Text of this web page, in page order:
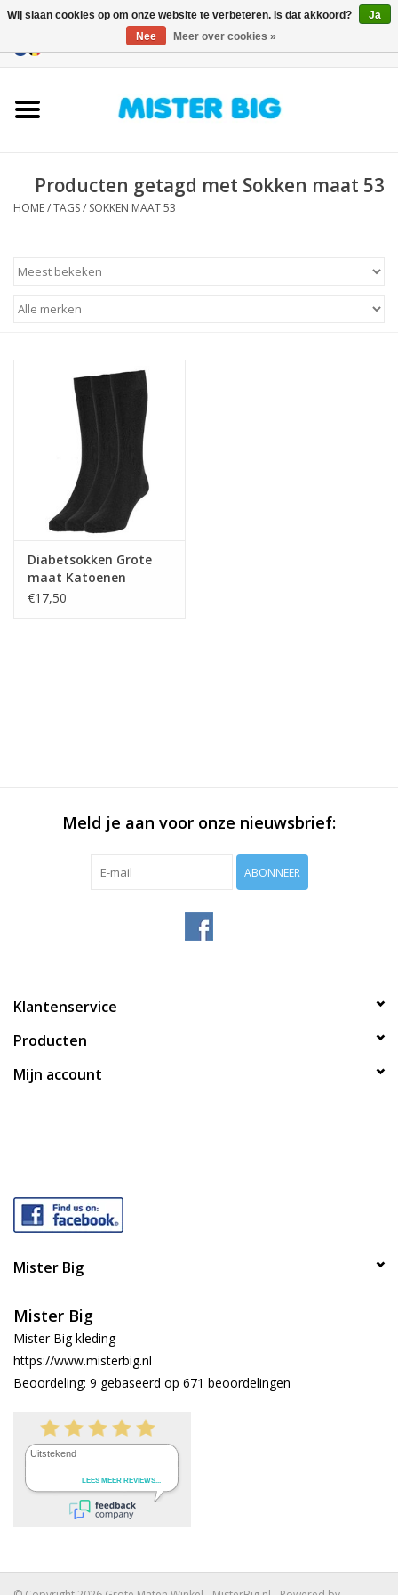
Onze Winkel
Producten getagd met Sokken maat 53
HOME/TAGS/ SOKKEN MAAT 53
Diabetsokken Grote
maat Katoenen
Sokken - Zwart -
€17,50
Meld je aan voor onze nieuwsbrief:
ABONNEER
Klantenservice
Producten
Mijn account
Mister Big
Mister Big
Mister Big kleding
https://www.misterbig.nl
Beoordeling: 9 gebaseerd op 671 beoordelingen
Wij slaan cookies op om onze website te verbeteren. Is dat akkoord?
Ja
Nee
Meer over cookies »